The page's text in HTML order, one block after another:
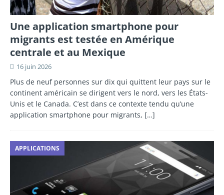
Une application smartphone pour
migrants est testée en Amérique
centrale et au Mexique
16 juin 2026
Plus de neuf personnes sur dix qui quittent leur pays sur le
continent américain se dirigent vers le nord, vers les États-
Unis et le Canada. C’est dans ce contexte tendu qu’une
application smartphone pour migrants, […]
APPLICATIONS